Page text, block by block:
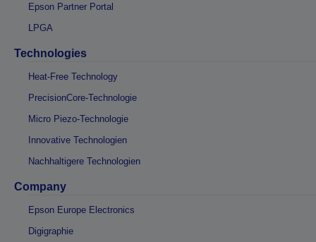
Epson Partner Portal
LPGA
Technologies
Heat-Free Technology
PrecisionCore-Technologie
Micro Piezo-Technologie
Innovative Technologien
Nachhaltigere Technologien
Company
Epson Europe Electronics
Digigraphie